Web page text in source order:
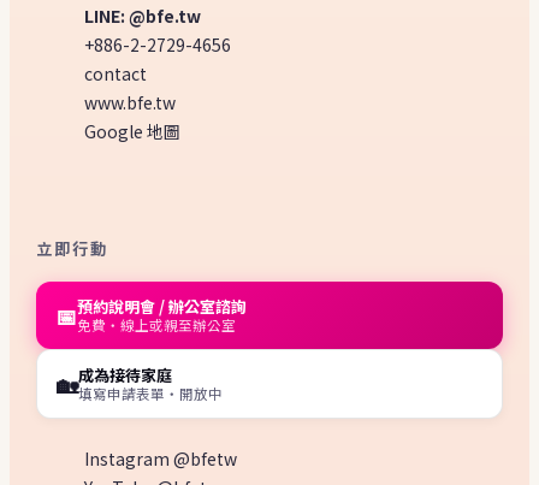
LINE: @bfe.tw
+886-2-2729-4656
contact
www.bfe.tw
Google 地圖
立即行動
📅預約說明會 / 辦公室諮詢
免費・線上或親至辦公室
🏡成為接待家庭
填寫申請表單・開放中
Instagram @bfetw